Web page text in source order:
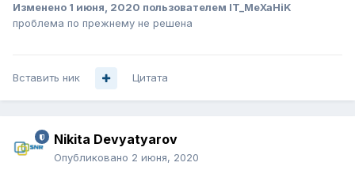
Изменено 1 июня, 2020 пользователем IT_MeXaHiK
проблема по прежнему не решена
Вставить ник Цитата
Nikita Devyatyarov
Опубликовано 2 июня, 2020